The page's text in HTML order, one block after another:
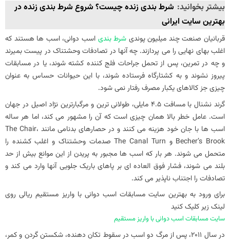
بیشتر بخوانید: شرط بندی زنده چیست؟ شروع شرط بندی زنده در
بهترین سایت ایرانی
قربانیان صنعت چند میلیون پوندی شرط بندی اسب دوانی، اسب ها هستند که
اغلب بهای نهایی را می پردازند. چه آنها در تصادفات وحشتناک در پیست بمیرند
و چه در تمرین، پس از تحمل جراحات فلج کننده کشته شوند، یا در مسابقات
پیروز نشوند و به کشتارگاه فرستاده شوند، با این حیوانات حساس به عنوان
چیزی جز کالاهای یکبار مصرف رفتار نمی شود.
گرند نشنال با مسافت 4.5 مایلی، طولانی ترین و مرگبارترین نژاد اصیل در جهان
است. عامل خطر بالا همان چیزی است که آن را مشهور می کند، اما هر ساله
اسب ها با جان خود هزینه می کنند و در حصارهای بدنامی مانند The Chair،
Becher’s Brook و The Canal Turn صدمات وحشتناک و اغلب کشنده را
متحمل می شوند. هر بار که اسب ها مجبور به پریدن از این موانع بیش از حد
بلند می شوند، فشار فوق العاده ای بر پاهای باریک جلویی آنها وارد می کند و
تصادفات را اجتناب ناپذیر می کند.
برای ورود به بهترین سایت مسابقات اسب دوانی باواریز مستقیم ریالیروی
لینک زیر کلیک کنید
سایت مسابقات اسب دوانی با واریز مستقیم
در سال 2011، پس از مرگ دو اسب در سقوط تکان دهنده، شکستن گردن و کمر،